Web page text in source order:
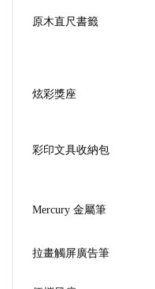
原木直尺書籤
炫彩獎座
彩印文具收納包
Mercury 金屬筆
拉畫觸屏廣告筆